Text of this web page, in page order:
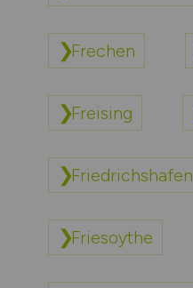
Frechen
Freising
Friedrichshafen
Friesoythe